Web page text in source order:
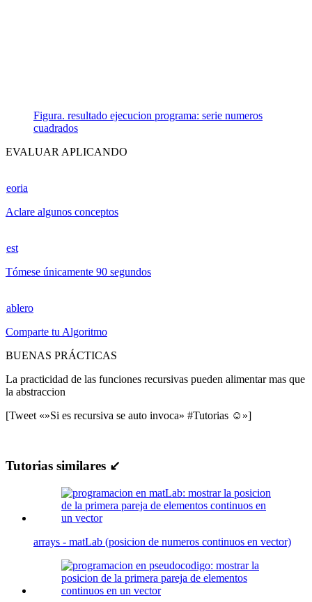
Figura. resultado ejecucion programa: serie numeros
cuadrados
EVALUAR APLICANDO
eoria
Aclare algunos conceptos
est
Tómese únicamente 90 segundos
ablero
Comparte tu Algoritmo
BUENAS PRÁCTICAS
La practicidad de las funciones recursivas pueden alimentar mas que
la abstraccion
[Tweet «»Si es recursiva se auto invoca» #Tutorias ☺»]
Tutorias similares ↙
arrays - matLab (posicion de numeros continuos en vector)